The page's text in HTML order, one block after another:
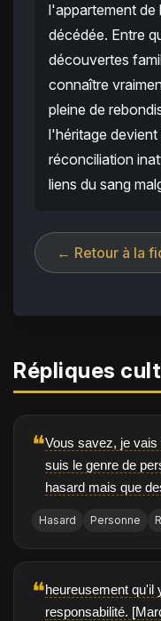
l'appartement de
décédée. Entre
découvertes
connaître
pleine de
l'héritage
réconciliation
liens du sang
← Retour à la
Répliques
❝Vous savez, je
suis le genre de
hasard mais que
Hasard Personne
❝heureusement qu'il
responsabilité.